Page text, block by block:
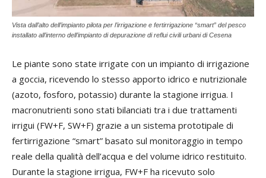
Vista dall’alto dell’impianto pilota per l’irrigazione e fertirrigazione “smart” del pesco
installato all’interno dell’impianto di depurazione di reflui civili urbani di Cesena
Le piante sono state irrigate con un impianto di irrigazione
a goccia, ricevendo lo stesso apporto idrico e nutrizionale
(azoto, fosforo, potassio) durante la stagione irrigua. I
macronutrienti sono stati bilanciati tra i due trattamenti
irrigui (FW+F, SW+F) grazie a un sistema prototipale di
fertirrigazione “smart” basato sul monitoraggio in tempo
reale della qualità dell’acqua e del volume idrico restituito.
Durante la stagione irrigua, FW+F ha ricevuto solo